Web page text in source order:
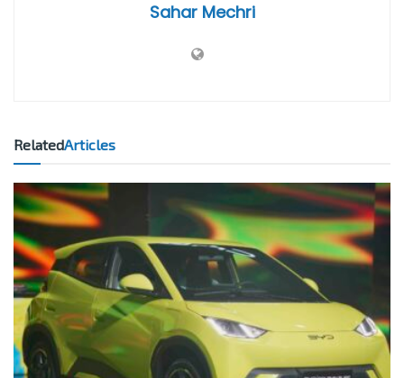
Sahar Mechri
RelatedArticles